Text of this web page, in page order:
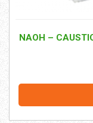
NAOH –